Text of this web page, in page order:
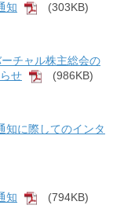
知
[PDF]
(303KB)
チャル株主総会の
せ
[PDF]
(986KB)
知に際してのインタ
知
[PDF]
(794KB)